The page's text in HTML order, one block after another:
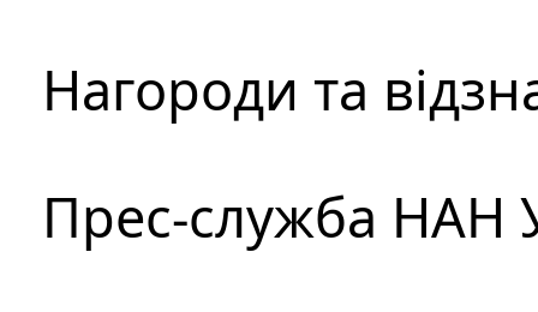
Нагороди та
Прес-служба НАН